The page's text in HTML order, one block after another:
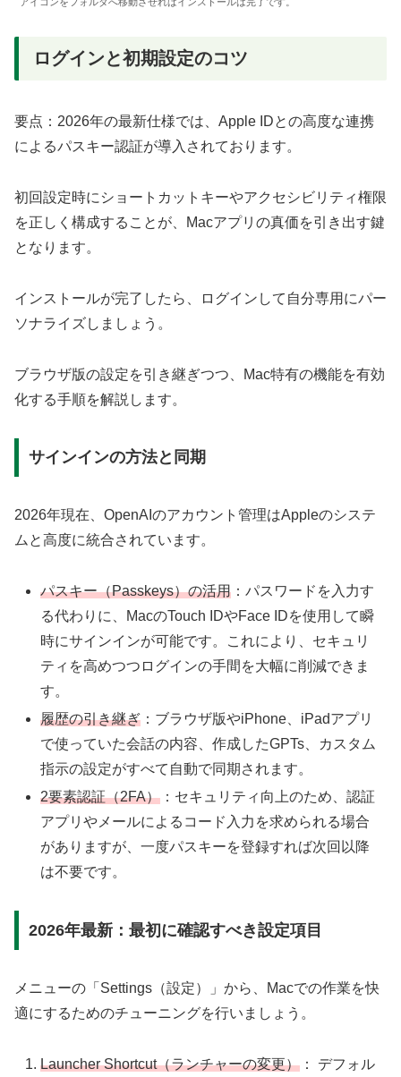
ログインと初期設定のコツ
要点：2026年の最新仕様では、Apple IDとの高度な連携
によるパスキー認証が導入されております。
初回設定時にショートカットキーやアクセシビリティ権限
を正しく構成することが、Macアプリの真価を引き出す鍵
となります。
インストールが完了したら、ログインして自分専用にパー
ソナライズしましょう。
ブラウザ版の設定を引き継ぎつつ、Mac特有の機能を有効
化する手順を解説します。
サインインの方法と同期
2026年現在、OpenAIのアカウント管理はAppleのシステ
ムと高度に統合されています。
パスキー（Passkeys）の活用 ：パスワードを入力す
る代わりに、MacのTouch IDやFace IDを使用して瞬
時にサインインが可能です。これにより、セキュリ
ティを高めつつログインの手間を大幅に削減できま
す。
履歴の引き継ぎ ：ブラウザ版やiPhone、iPadアプリ
で使っていた会話の内容、作成したGPTs、カスタム
指示の設定がすべて自動で同期されます。
2要素認証（2FA） ：セキュリティ向上のため、認証
アプリやメールによるコード入力を求められる場合
がありますが、一度パスキーを登録すれば次回以降
は不要です。
2026年最新：最初に確認すべき設定項目
メニューの「Settings（設定）」から、Macでの作業を快
適にするためのチューニングを行いましょう。
Launcher Shortcut（ランチャーの変更） ： デフォル